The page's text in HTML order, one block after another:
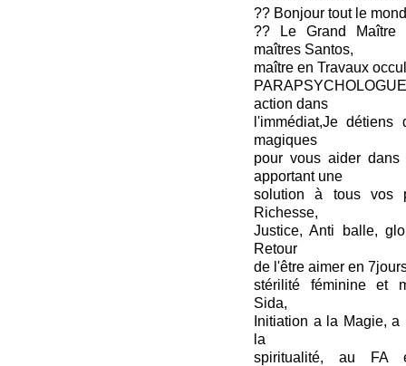
?? Bonjour tout le
?? Le Grand Maître
maîtres Santos,
maître en Travaux
action dans
l'immédiat,Je
magiques
pour vous aider
apportant une
solution à tous vos
Richesse,
Justice, Anti balle,
Retour
de l'être aimer en
stérilité féminine et
Sida,
Initiation a la Magie,
la
spiritualité, au FA